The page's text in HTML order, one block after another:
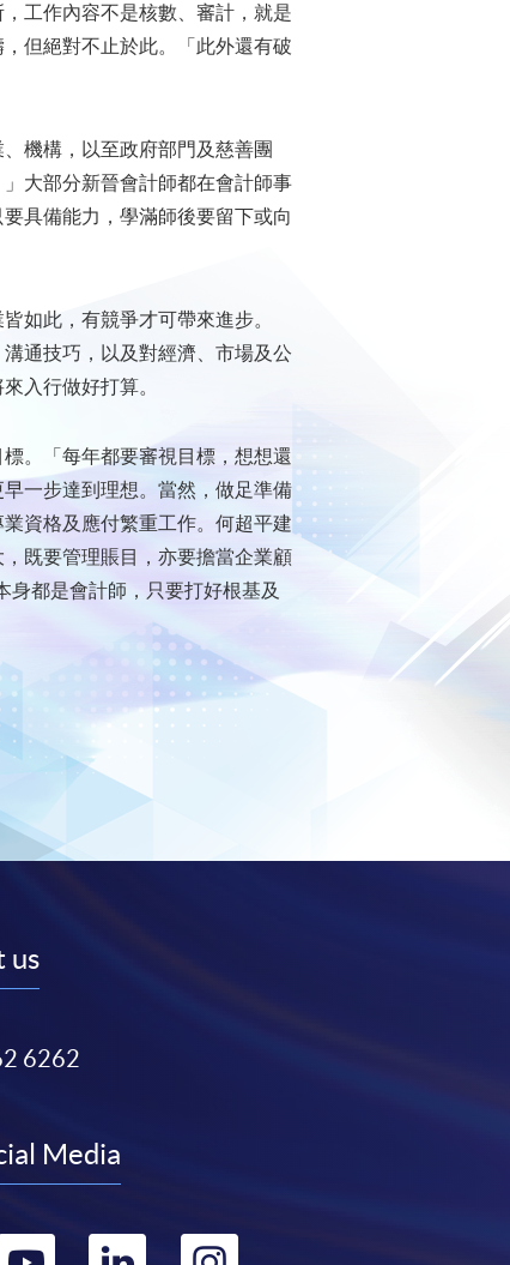
工作內容不是核數、審計，就是
但絕對不止於此。「此外還有破
機構，以至政府部門及慈善團
大部分新晉會計師都在會計師事
具備能力，學滿師後要留下或向
如此，有競爭才可帶來進步。
通技巧，以及對經濟、市場及公
入行做好打算。
。「每年都要審視目標，想想還
一步達到理想。當然，做足準備
資格及應付繁重工作。何超平建
既要管理賬目，亦要擔當企業顧
身都是會計師，只要打好根基及
us
6262
Media